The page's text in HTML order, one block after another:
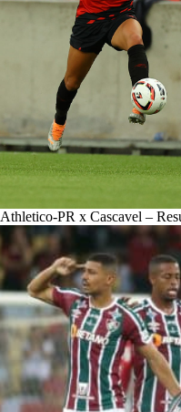
Athletico-PR x Cascavel –